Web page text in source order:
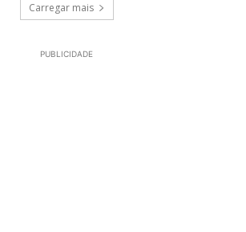
Carregar mais
PUBLICIDADE